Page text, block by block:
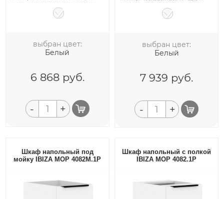
выбран цвет:
Белый
6 868руб.
- +
выбран цвет:
Белый
7 939 руб.
- +
Шкаф напольный под
мойку IBIZA MOP 4082M.1P
Шкаф напольный с полкой
IBIZA MOP 4082.1P